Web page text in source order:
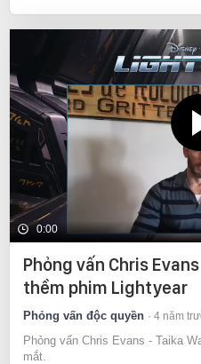
0:00
Phỏng vấn Chris
thềm phim Lightyear
Phỏng vấn độc quyền 4 năm
Phỏng vấn Chris Evans - Taika
mắt.